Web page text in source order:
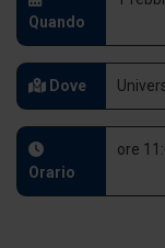
Quando
Dove
Orario
ore